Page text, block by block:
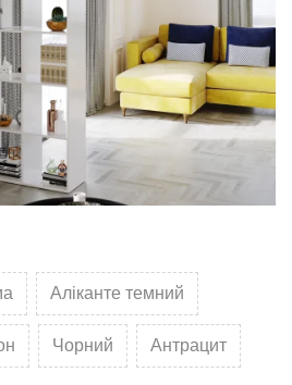
Аліканте темний
Чорний Антрацит